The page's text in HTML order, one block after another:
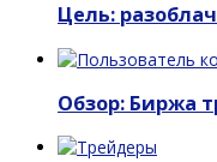
Цель:
Обзор: Биржа